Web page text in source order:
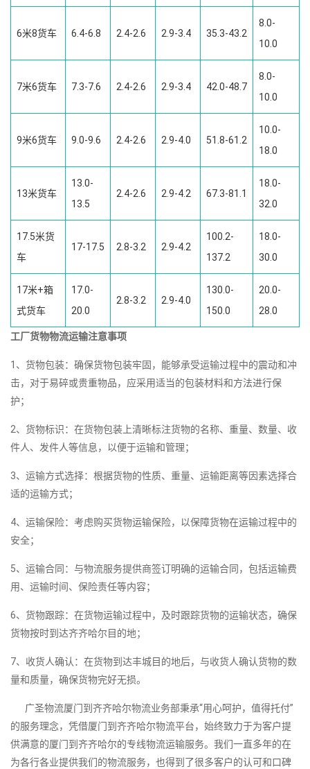
6米8货车 6.4-6.8 2.4-2.6 2.9-3.4 35.3-43.2
8.0-
10.0
7米6货车 7.3-7.6 2.4-2.6 2.9-3.4 42.0-48.7
8.0-
10.0
9米6货车 9.0-9.6 2.4-2.6 2.9-4.0 51.8-61.2
10.0-
18.0
13米货车
13.0-
13.5
2.4-2.6 2.9-4.2 67.3-81.1
18.0-
32.0
17.5米货
车
17-17.5 2.8-3.2 2.9-4.2
100.2-
137.2
18.0-
30.0
17米+箱
式货车
17.0-
20.0
2.8-3.2 2.9-4.0
130.0-
150.0
20.0-
28.0
工厂货物物流运输注意事项
1、货物包装：确保货物包装牢固，能够承受运输过程中的震动和冲
击，对于易碎或贵重物品，应采用适当的包装材料和方法进行保
护；
2、货物标识：在货物包装上清晰标注货物的名称、重量、数量、收
件人、发件人等信息，以便于运输和管理；
3、运输方式选择：根据货物的性质、重量、运输距离等因素选择合
适的运输方式；
4、运输保险：考虑购买货物运输保险，以保障货物在运输过程中的
安全；
5、运输合同：与物流服务提供商签订明确的运输合同，包括运输费
用、运输时间、保险责任等内容；
6、货物跟踪：在货物运输过程中，及时跟踪货物的运输状态，确保
货物按时到达齐齐哈尔目的地；
7、收货人确认：在货物到达丰城目的地后，与收货人确认货物的数
量和质量，确保货物完好无损。
广圣物流厦门到齐齐哈尔物流业务部秉承“用心呵护，值得托付”
的服务理念，凭借厦门到齐齐哈尔物流平台，始终致力于为客户提
供满意的厦门到齐齐哈尔的专线物流运输服务。我们一直多年的在
为各行各业提供我们的物流服务，也得到了很多客户的认可和口碑